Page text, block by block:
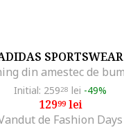
SPORTSWEAR
Initial: 25928 lei -49%
12999lei
de Fashion Days